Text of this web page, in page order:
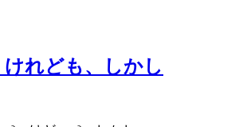
れども、しかし